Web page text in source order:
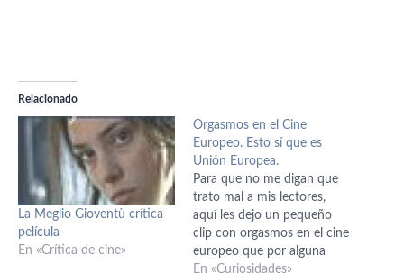
Relacionado
La Meglio Gioventù crítica
película
En «Crítica de cine»
Orgasmos en el Cine
Europeo. Esto sí que es
Unión Europea.
Para que no me digan que
trato mal a mis lectores,
aquí les dejo un pequeño
clip con orgasmos en el cine
europeo que por alguna
extraña razón está
En «Curiosidades»